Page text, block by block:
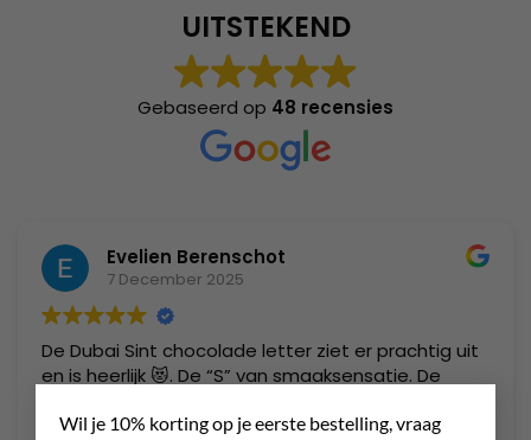
Wil je 10% korting op je eerste bestelling, vraag
UITSTEKEND
Gebaseerd op 48 recensies
Evelien Berenschot
7 December 2025
De Dubai Sint chocolade letter ziet er prachtig uit
en is heerlijk 😻. De “S” van smaaksensatie. De